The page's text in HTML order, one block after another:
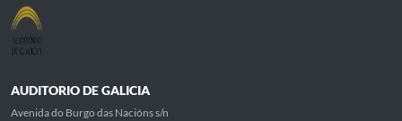
AUDITORIO DE GALICIA
Avenida do Burgo das Nacións s/n